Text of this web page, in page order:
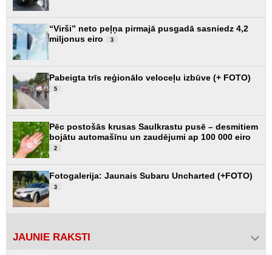
“Virši” neto peļņa pirmajā pusgadā sasniedz 4,2
miljonus eiro
3
Pabeigta trīs reģionālo veloceļu izbūve (+ FOTO)
5
Pēc postošās krusas Saulkrastu pusē – desmitiem
bojātu automašīnu un zaudējumi ap 100 000 eiro
2
Fotogalerija: Jaunais Subaru Uncharted (+FOTO)
3
JAUNIE RAKSTI